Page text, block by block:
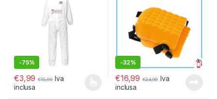
-75%
€3,99 €15,99 Iva
inclusa
Questo prodotto ha più varianti. Le opzioni possono essere
-32%
€16,99 €24,99 Iva
inclusa